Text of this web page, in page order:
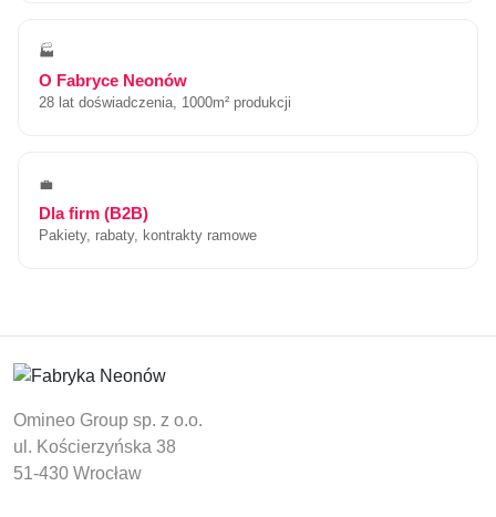
🏭
O Fabryce Neonów
28 lat doświadczenia, 1000m² produkcji
💼
Dla firm (B2B)
Pakiety, rabaty, kontrakty ramowe
Omineo Group sp. z o.o.
ul. Kościerzyńska 38
51-430 Wrocław